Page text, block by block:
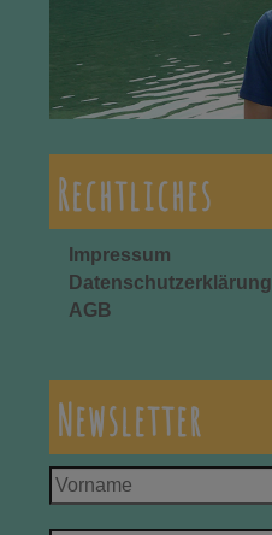
Rechtliches
Impressum
Datenschutzerklärung
AGB
Newsletter
Vorname